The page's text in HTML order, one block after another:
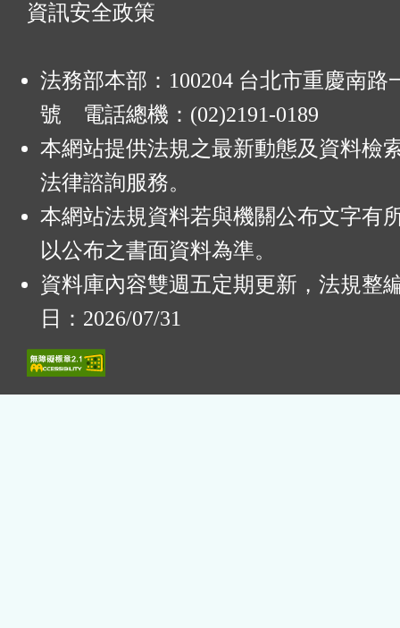
資訊安全政策
法務部本部：100204 台北市重慶南路
號 電話總機：(02)2191-0189
本網站提供法規之最新動態及資料檢
法律諮詢服務。
本網站法規資料若與機關公布文字有
以公布之書面資料為準。
資料庫內容雙週五定期更新，法規整
日：2026/07/31